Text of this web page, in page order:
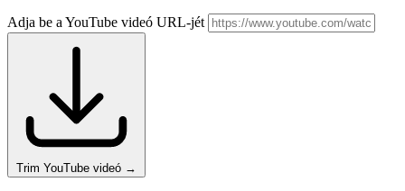
Adja be a YouTube videó URL-jét
Trim YouTube videó →